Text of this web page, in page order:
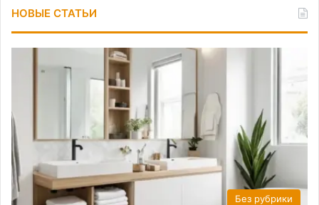
НОВЫЕ СТАТЬИ
Без рубрики